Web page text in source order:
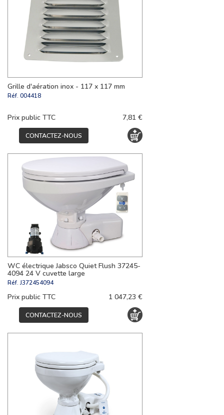
Grille d'aération inox - 117 x 117 mm
Réf. 004418
Prix public TTC 7,81 €
CONTACTEZ-NOUS
WC électrique Jabsco Quiet Flush 37245-
4094 24 V cuvette large
Réf. J372454094
Prix public TTC 1 047,23 €
CONTACTEZ-NOUS